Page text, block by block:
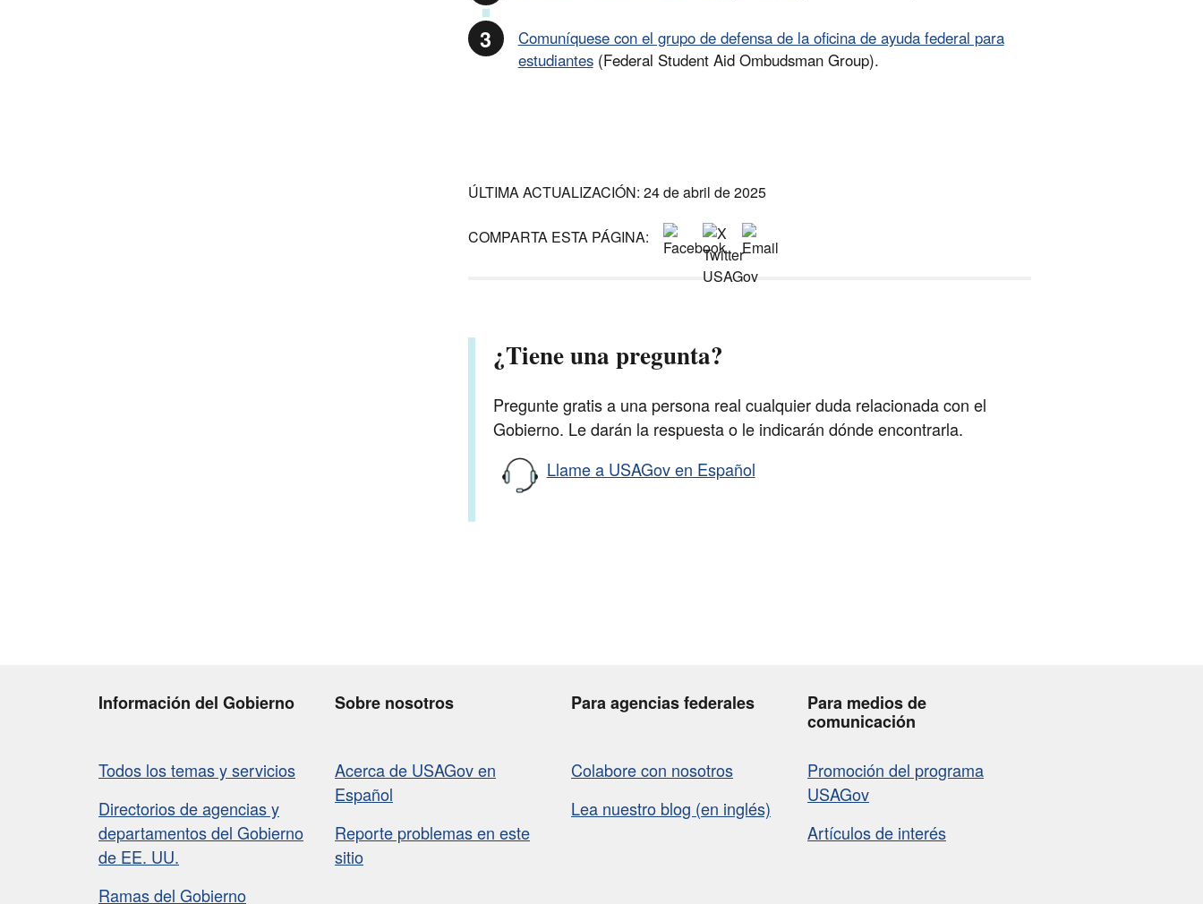
Comuníquese con el grupo de defensa de la oficina de ayuda federal para
estudiantes(Federal Student Aid Ombudsman Group).
ÚLTIMA ACTUALIZACIÓN: 24 de abril de 2025
COMPARTA ESTA PÁGINA:
¿Tiene una pregunta?
Pregunte gratis a una persona real cualquier duda relacionada con el
Gobierno. Le darán la respuesta o le indicarán dónde encontrarla.
Llame a USAGov en Español
Información del Gobierno
Todos los temas y servicios
Directorios de agencias y
departamentos del Gobierno
de EE. UU.
Ramas del Gobierno
Sobre nosotros
Acerca de USAGov en
Español
Reporte problemas en este
sitio
Para agencias federales
Colabore con nosotros
Lea nuestro blog (en inglés)
Para medios de
comunicación
Promoción del programa
USAGov
Artículos de interés